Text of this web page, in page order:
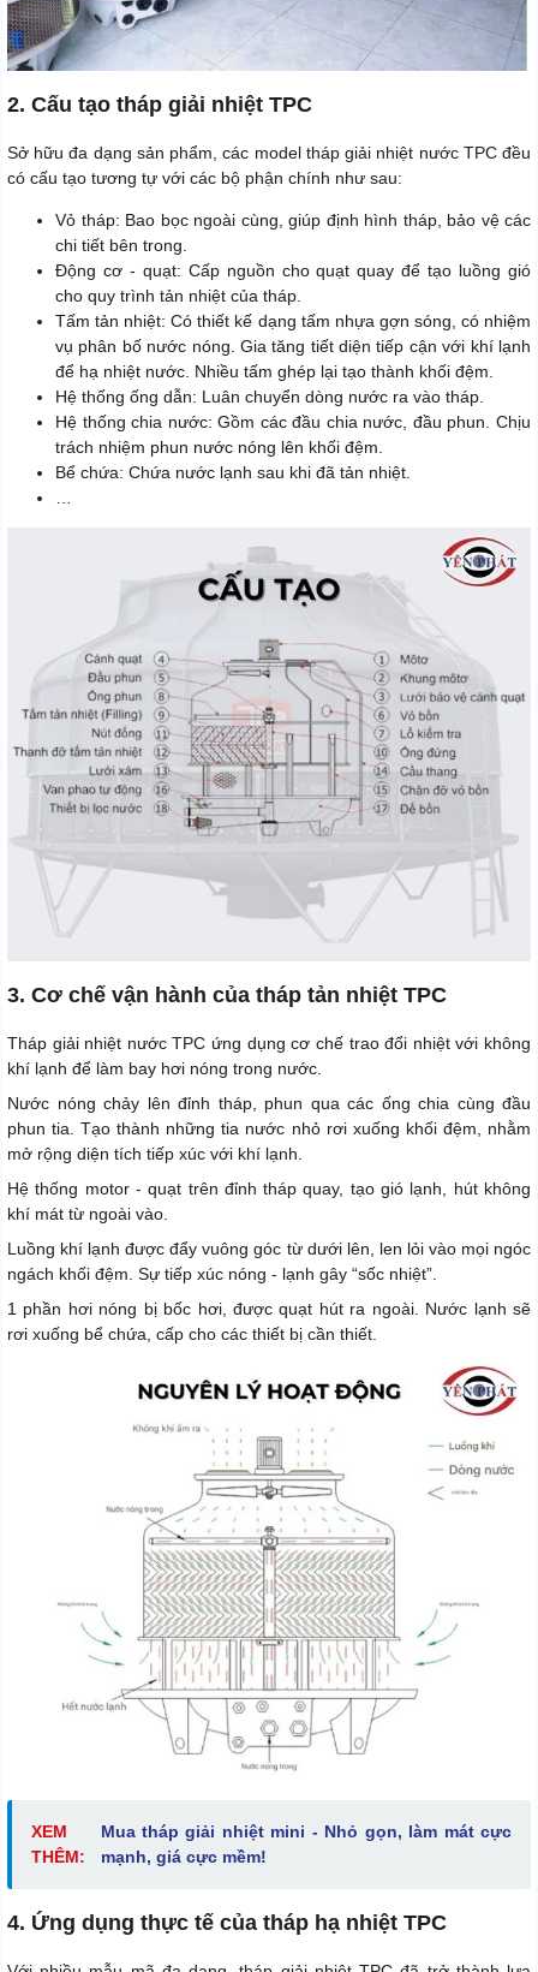
2. Cấu tạo tháp giải nhiệt TPC
Sở hữu đa dạng sản phẩm, các model tháp giải nhiệt nước TPC đều
có cấu tạo tương tự với các bộ phận chính như sau:
Vỏ tháp: Bao bọc ngoài cùng, giúp định hình tháp, bảo vệ các
chi tiết bên trong.
Động cơ - quạt: Cấp nguồn cho quạt quay để tạo luồng gió
cho quy trình tản nhiệt của tháp.
Tấm tản nhiệt: Có thiết kế dạng tấm nhựa gợn sóng, có nhiệm
vụ phân bố nước nóng. Gia tăng tiết diện tiếp cận với khí lạnh
để hạ nhiệt nước. Nhiều tấm ghép lại tạo thành khối đệm.
Hệ thống ống dẫn: Luân chuyển dòng nước ra vào tháp.
Hệ thống chia nước: Gồm các đầu chia nước, đầu phun. Chịu
trách nhiệm phun nước nóng lên khối đệm.
Bể chứa: Chứa nước lạnh sau khi đã tản nhiệt.
3. Cơ chế vận hành của tháp tản nhiệt TPC
Tháp giải nhiệt nước TPC ứng dụng cơ chế trao đổi nhiệt với không
khí lạnh để làm bay hơi nóng trong nước.
Nước nóng chảy lên đỉnh tháp, phun qua các ống chia cùng đầu
phun tia. Tạo thành những tia nước nhỏ rơi xuống khối đệm, nhằm
mở rộng diện tích tiếp xúc với khí lạnh.
Hệ thống motor - quạt trên đỉnh tháp quay, tạo gió lạnh, hút không
khí mát từ ngoài vào.
Luồng khí lạnh được đẩy vuông góc từ dưới lên, len lỏi vào mọi ngóc
ngách khối đệm. Sự tiếp xúc nóng - lạnh gây “sốc nhiệt”.
1 phần hơi nóng bị bốc hơi, được quạt hút ra ngoài. Nước lạnh sẽ
rơi xuống bể chứa, cấp cho các thiết bị cần thiết.
XEM
THÊM:
Mua tháp giải nhiệt mini - Nhỏ gọn, làm mát cực
mạnh, giá cực mềm!
4. Ứng dụng thực tế của tháp hạ nhiệt TPC